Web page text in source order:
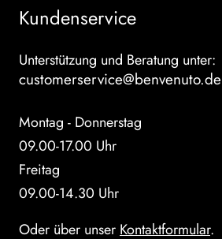
Kundenservice
Unterstützung und Beratung unter:
customerservice@benvenuto.de
Montag - Donnerstag
09.00-17.00 Uhr
Freitag
09.00-14.30 Uhr
Oder über unser Kontaktformular.